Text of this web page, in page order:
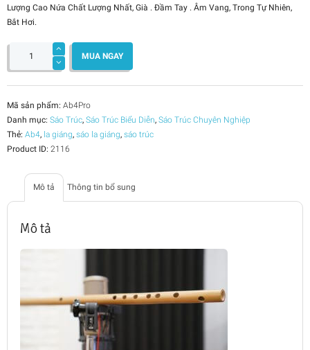
Lượng Cao Nứa Chất Lượng Nhất, Già . Đầm Tay . Âm Vang, Trong Tự Nhiên,
Bắt Hơi.
Sáo
Ab4
Nghiệp
lượng
MUA NGAY
Mã sản phẩm: Ab4Pro
Danh mục: Sáo Trúc, Sáo Trúc Biểu Diễn, Sáo Trúc Chuyên Nghiệp
Thẻ: Ab4, la giáng, sáo la giáng, sáo trúc
Product ID: 2116
Mô tả Thông tin bổ sung
Mô tả